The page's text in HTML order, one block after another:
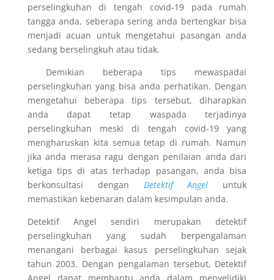
perselingkuhan di tengah covid-19 pada rumah
tangga anda, seberapa sering anda bertengkar bisa
menjadi acuan untuk mengetahui pasangan anda
sedang berselingkuh atau tidak.
Demikian beberapa tips mewaspadai
perselingkuhan yang bisa anda perhatikan. Dengan
mengetahui beberapa tips tersebut, diharapkan
anda dapat tetap waspada terjadinya
perselingkuhan meski di tengah covid-19 yang
mengharuskan kita semua tetap di rumah. Namun
jika anda merasa ragu dengan penilaian anda dari
ketiga tips di atas terhadap pasangan, anda bisa
berkonsultasi dengan
Detektif Angel untuk
memastikan kebenaran dalam kesimpulan anda.
Detektif Angel sendiri merupakan detektif
perselingkuhan yang sudah berpengalaman
menangani berbagai kasus perselingkuhan sejak
tahun 2003. Dengan pengalaman tersebut, Detektif
Angel dapat membantu anda dalam menyelidiki